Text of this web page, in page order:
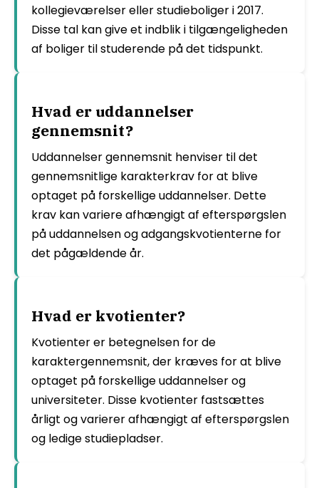
kollegieværelser eller studieboliger i 2017.
Disse tal kan give et indblik i tilgængeligheden
af boliger til studerende på det tidspunkt.
Hvad er uddannelser
gennemsnit?
Uddannelser gennemsnit henviser til det
gennemsnitlige karakterkrav for at blive
optaget på forskellige uddannelser. Dette
krav kan variere afhængigt af efterspørgslen
på uddannelsen og adgangskvotienterne for
det pågældende år.
Hvad er kvotienter?
Kvotienter er betegnelsen for de
karaktergennemsnit, der kræves for at blive
optaget på forskellige uddannelser og
universiteter. Disse kvotienter fastsættes
årligt og varierer afhængigt af efterspørgslen
og ledige studiepladser.